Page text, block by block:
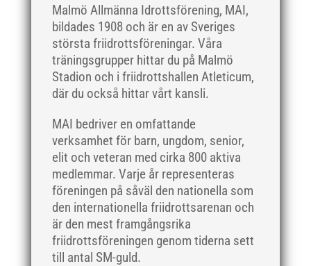
Malmö Allmänna Idrottsförening, MAI,
bildades 1908 och är en av Sveriges
största friidrottsföreningar. Våra
träningsgrupper hittar du på Malmö
Stadion och i friidrottshallen Atleticum,
där du också hittar vårt kansli.
MAI bedriver en omfattande
verksamhet för barn, ungdom, senior,
elit och veteran med cirka 800 aktiva
medlemmar. Varje år representeras
föreningen på såväl den nationella som
den internationella friidrottsarenan och
är den mest framgångsrika
friidrottsföreningen genom tiderna sett
till antal SM-guld.
oktober 2018
september 2018
augusti 2018
juli 2018
juni 2018
april 2018
mars 2018
februari 2018
januari 2018
december 2017
november 2017
oktober 2017